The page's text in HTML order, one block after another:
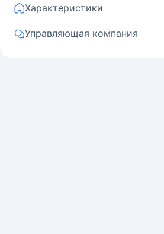
Характеристики
Управляющая компания